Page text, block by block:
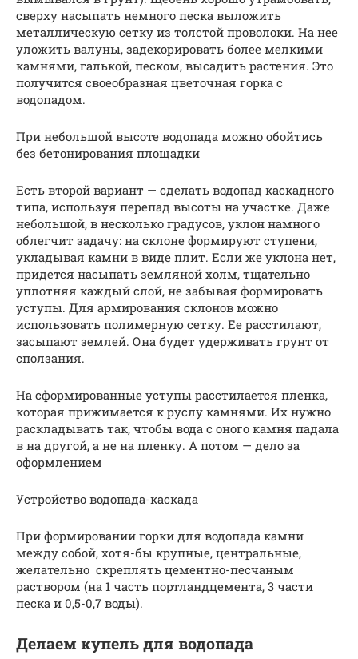
сверху насыпать немного песка выложить
металлическую сетку из толстой проволоки. На нее
уложить валуны, задекорировать более мелкими
камнями, галькой, песком, высадить растения. Это
получится своеобразная цветочная горка с
водопадом.
При небольшой высоте водопада можно обойтись
без бетонирования площадки
Есть второй вариант — сделать водопад каскадного
типа, используя перепад высоты на участке. Даже
небольшой, в несколько градусов, уклон намного
облегчит задачу: на склоне формируют ступени,
укладывая камни в виде плит. Если же уклона нет,
придется насыпать земляной холм, тщательно
уплотняя каждый слой, не забывая формировать
уступы. Для армирования склонов можно
использовать полимерную сетку. Ее расстилают,
засыпают землей. Она будет удерживать грунт от
сползания.
На сформированные уступы расстилается пленка,
которая прижимается к руслу камнями. Их нужно
раскладывать так, чтобы вода с оного камня падала
в на другой, а не на пленку. А потом — дело за
оформлением
Устройство водопада-каскада
При формировании горки для водопада камни
между собой, хотя-бы крупные, центральные,
желательно скреплять цементно-песчаным
раствором (на 1 часть портландцемента, 3 части
песка и 0,5-0,7 воды).
Делаем купель для водопада